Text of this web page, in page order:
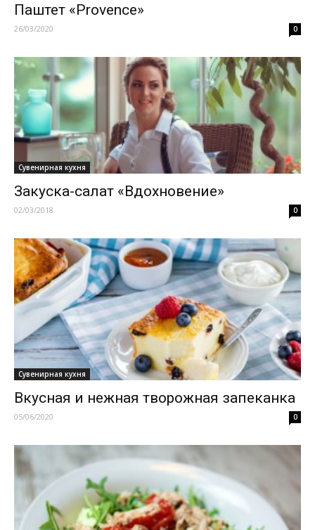
Паштет «Provence»
26/03/2020 0
Сувенирная кухня
Закуска-салат «Вдохновение»
02/03/2018 0
Сувенирная кухня
Вкусная и нежная творожная запеканка
05/06/2020 0